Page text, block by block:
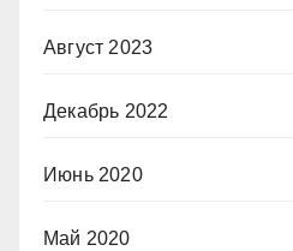
Август 2023
Декабрь 2022
Июнь 2020
Май 2020